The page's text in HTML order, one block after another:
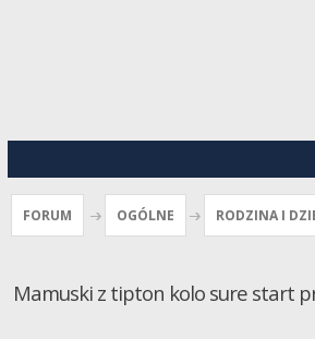
FORUM OGÓLNE RODZINA I
Mamuski z tipton kolo sure start